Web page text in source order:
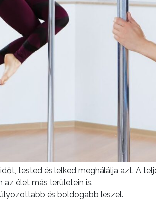
tested és lelked meghálálja azt. A
az élet más területein is.
és boldogabb leszel.